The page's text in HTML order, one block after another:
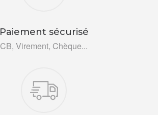
Paiement sécurisé
CB, Virement, Chèque...